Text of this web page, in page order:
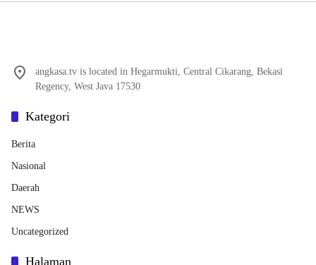
angkasa.tv is located in Hegarmukti, Central Cikarang, Bekasi
Regency, West Java 17530
Kategori
Berita
Nasional
Daerah
NEWS
Uncategorized
Halaman